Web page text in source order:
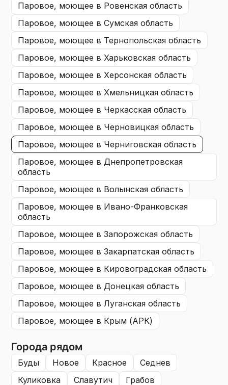
паровое, моющее в Ровенская область
паровое, моющее в Сумская область
паровое, моющее в Тернопольская область
паровое, моющее в Харьковская область
паровое, моющее в Херсонская область
паровое, моющее в Хмельницкая область
паровое, моющее в Черкасская область
паровое, моющее в Черновицкая область
паровое, моющее в Черниговская область
паровое, моющее в Днепропетровская
область
паровое, моющее в Волынская область
паровое, моющее в Ивано-Франковская
область
паровое, моющее в Запорожская область
паровое, моющее в Закарпатская область
паровое, моющее в Кировоградская область
паровое, моющее в Донецкая область
паровое, моющее в Луганская область
паровое, моющее в Крым (АРК)
Города рядом
буды новое красное
седнев
куликовка
славутич
грабов